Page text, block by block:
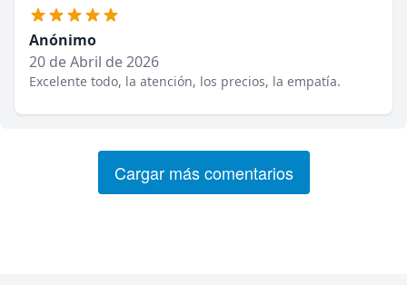
Anónimo
20 de Abril de 2026
Excelente todo, la atención, los precios, la empatía.
Cargar más comentarios